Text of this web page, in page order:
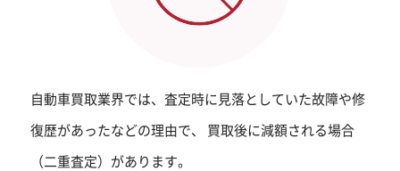
自動車買取業界では、査定時に見落としていた故障や修
復歴があったなどの理由で、
買取後に減額される場合
（二重査定）があります。